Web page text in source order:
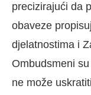
precizirajući da
obaveze
djelatnostima i
Ombudsmeni
ne može